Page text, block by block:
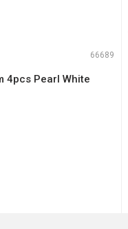
66689
4pcs Pearl White